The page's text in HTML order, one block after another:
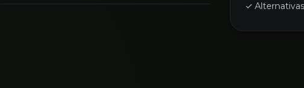
✓